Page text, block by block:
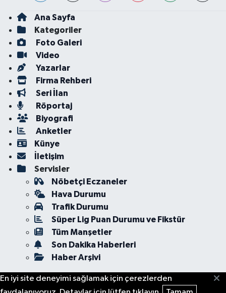
Ana Sayfa
Kategoriler
Foto Galeri
Video
Yazarlar
Firma Rehberi
Seri İlan
Röportaj
Biyografi
Anketler
Künye
İletişim
Servisler
Nöbetçi Eczaneler
Hava Durumu
Trafik Durumu
Süper Lig Puan Durumu ve Fikstür
Tüm Manşetler
Son Dakika Haberleri
Haber Arşivi
En iyi site deneyimi sağlamak için çerezlerden